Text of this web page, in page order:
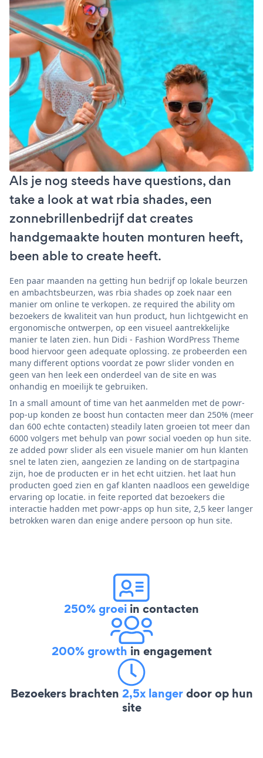
Als je nog steeds have questions, dan
take a look at wat rbia shades, een
zonnebrillenbedrijf dat creates
handgemaakte houten monturen heeft,
been able to create heeft.
Een paar maanden na getting hun bedrijf op lokale beurzen
en ambachtsbeurzen, was rbia shades op zoek naar een
manier om online te verkopen. ze required the ability om
bezoekers de kwaliteit van hun product, hun lichtgewicht en
ergonomische ontwerpen, op een visueel aantrekkelijke
manier te laten zien. hun Didi - Fashion WordPress Theme
bood hiervoor geen adequate oplossing. ze probeerden een
many different options voordat ze powr slider vonden en
geen van hen leek een onderdeel van de site en was
onhandig en moeilijk te gebruiken.
In a small amount of time van het aanmelden met de powr-
pop-up konden ze boost hun contacten meer dan 250% (meer
dan 600 echte contacten) steadily laten groeien tot meer dan
6000 volgers met behulp van powr social voeden op hun site.
ze added powr slider als een visuele manier om hun klanten
snel te laten zien, aangezien ze landing on de startpagina
zijn, hoe de producten er in het echt uitzien. het laat hun
producten goed zien en gaf klanten naadloos een geweldige
ervaring op locatie. in feite reported dat bezoekers die
interactie hadden met powr-apps op hun site, 2,5 keer langer
betrokken waren dan enige andere persoon op hun site.
250% groei in contacten
200% growth in engagement
Bezoekers brachten 2,5x langerdoor op hun
site